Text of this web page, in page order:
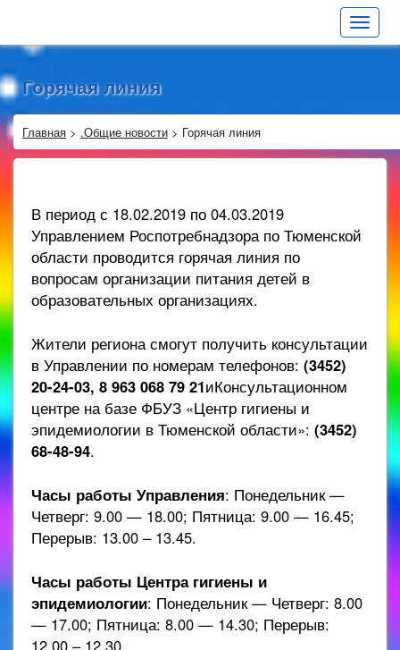
Toggle
Горячая линия
Главная > .Общие новости > Горячая линия
В период с 18.02.2019 по 04.03.2019
Управлением Роспотребнадзора по Тюменской
области проводится горячая линия по
вопросам организации питания детей в
образовательных организациях.
Жители региона смогут получить консультации
в Управлении по номерам телефонов: (3452)
20-24-03, 8 963 068 79 21иКонсультационном
центре на базе ФБУЗ «Центр гигиены и
эпидемиологии в Тюменской области»: (3452)
68-48-94.
Часы работы Управления: Понедельник —
Четверг: 9.00 — 18.00; Пятница: 9.00 — 16.45;
Перерыв: 13.00 – 13.45.
Часы работы Центра гигиены и
эпидемиологии: Понедельник — Четверг: 8.00
— 17.00; Пятница: 8.00 — 14.30; Перерыв:
12.00 – 12.30.